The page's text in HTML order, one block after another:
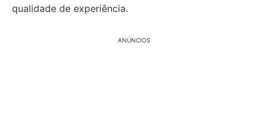
qualidade de experiência.
ANÚNCIOS